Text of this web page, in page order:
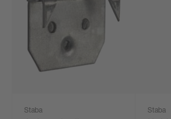
Staba Staba